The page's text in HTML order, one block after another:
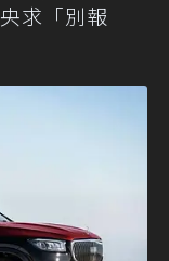
求「別報